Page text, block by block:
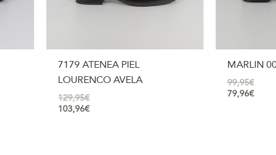
7179 ATENEA PIEL
LOURENCO AVELA
129,95€
103,96€
MARLIN
99,95€
79,96€